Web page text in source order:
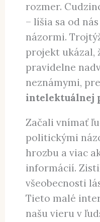
rozmer.
– líšia sa od
názormi.
projekt ukázal,
pravidelne
neznámymi,
intelektuálnej
Začali vnímať
politickými
hrozbu a viac
informácií.
všeobecnosti
Tieto malé
našu vieru v